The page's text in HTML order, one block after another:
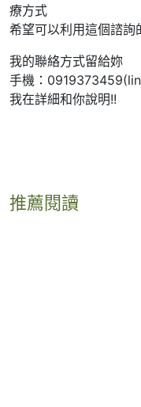
療方式
希望可以利用這個諮
我的聯絡方式留給妳
手機：
我在詳細和你說明!!
推薦閱讀